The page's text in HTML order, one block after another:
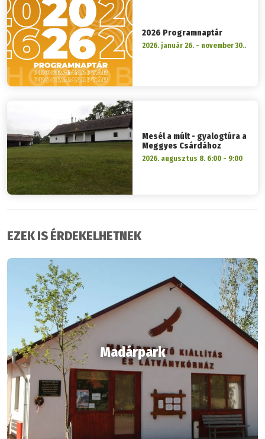
2026 Programnaptár
2026. január 26. - november 30..
Mesél a múlt - gyalogtúra a
Meggyes Csárdához
2026. augusztus 8. 6:00 - 9:00
EZEK IS ÉRDEKELHETNEK
Madárpark